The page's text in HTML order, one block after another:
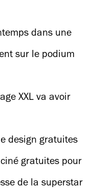
ouverte au
dans une
Ketabi Bourdet
sur le podium
l’histoire de
XXL va avoir
design gratuites
à Paris
gratuites pour
de l’horreur !
de la superstar